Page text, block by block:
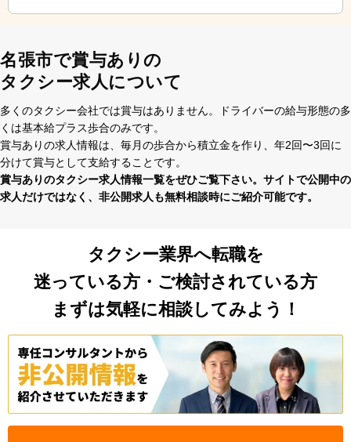
名張市で賞与ありの
タクシー求人について
多くのタクシー会社では賞与はありません。ドライバーの給与形態の多
くは基本給プラス歩合のみです。
賞与ありの求⼈情報は、毎⽉の歩合から積⽴⾦を作り、年2回〜3回に
分けて賞与として⽀給することです。
賞与ありのタクシー求⼈情報⼀覧をぜひご覧下さい。サイトで公開中の
求⼈だけではなく、⾮公開求⼈も無料相談時にご紹介可能です。
タクシー業界へ転職を
迷っている方・ご検討されている方
まずは気軽に相談してみよう！